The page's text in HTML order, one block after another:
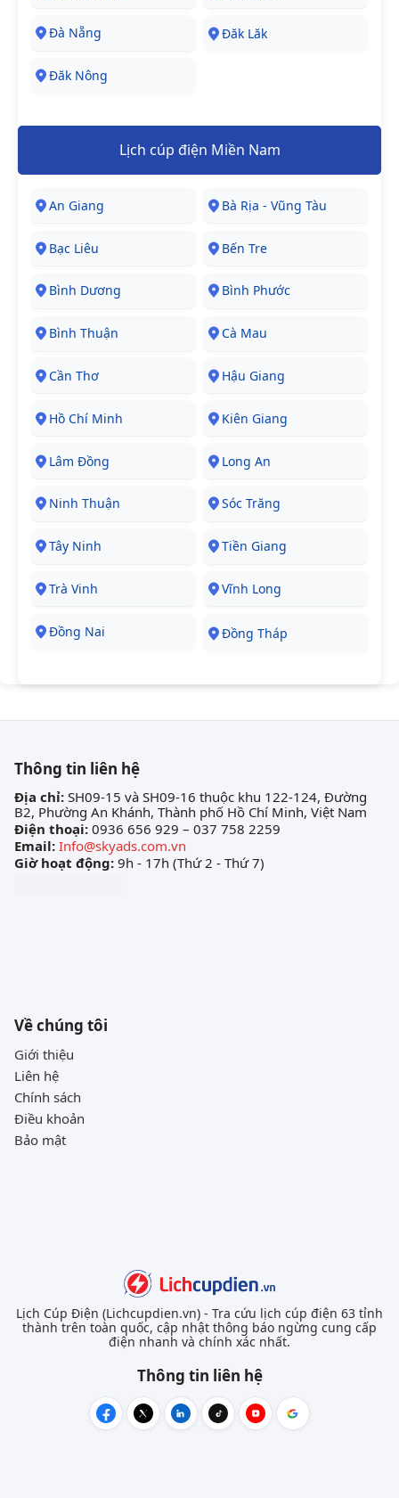
Đà Nẵng Đăk Lăk
Đăk Nông
Lịch cúp điện Miền Nam
An Giang Bà Rịa - Vũng Tàu
Bạc Liêu Bến Tre
Bình Dương Bình Phước
Bình Thuận Cà Mau
Cần Thơ Hậu Giang
Hồ Chí Minh Kiên Giang
Lâm Đồng Long An
Ninh Thuận Sóc Trăng
Tây Ninh Tiền Giang
Trà Vinh Vĩnh Long
Đồng Nai Đồng Tháp
Thông tin liên hệ
Địa chỉ: SH09-15 và SH09-16 thuộc khu 122-124, Đường
B2, Phường An Khánh, Thành phố Hồ Chí Minh, Việt Nam
Điện thoại: 0936 656 929 – 037 758 2259
Email: Info@skyads.com.vn
Giờ hoạt động: 9h - 17h (Thứ 2 - Thứ 7)
Về chúng tôi
Giới thiệu
Liên hệ
Chính sách
Điều khoản
Bảo mật
Lịch Cúp Điện (Lichcupdien.vn) - Tra cứu lịch cúp điện 63 tỉnh
thành trên toàn quốc, cập nhật thông báo ngừng cung cấp
điện nhanh và chính xác nhất.
Thông tin liên hệ